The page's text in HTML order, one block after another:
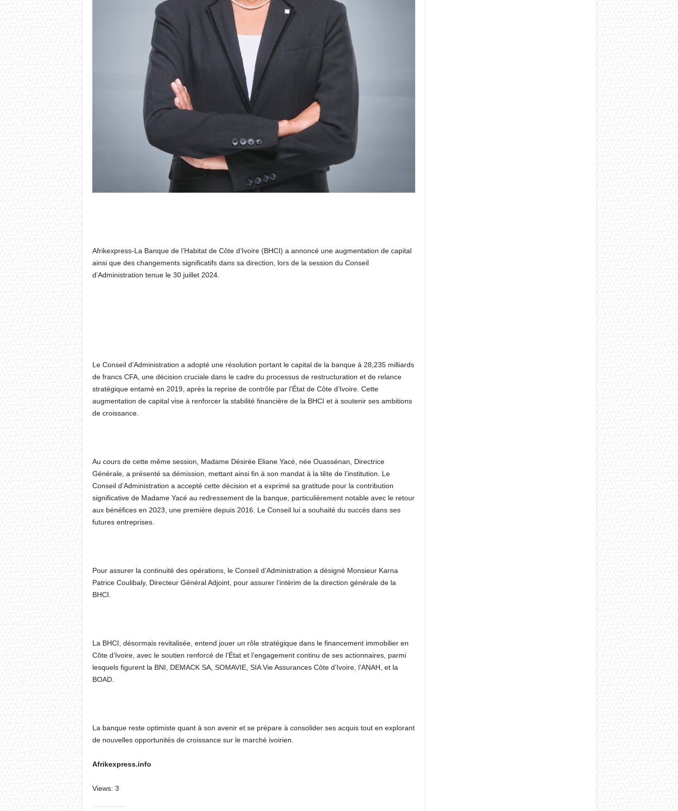
Afrikexpress-La Banque de l’Habitat de Côte d’Ivoire (BHCI) a annoncé une augmentation de capital
ainsi que des changements significatifs dans sa direction, lors de la session du Conseil
d’Administration tenue le 30 juillet 2024.
Le Conseil d’Administration a adopté une résolution portant le capital de la banque à 28,235 milliards
de francs CFA, une décision cruciale dans le cadre du processus de restructuration et de relance
stratégique entamé en 2019, après la reprise de contrôle par l’État de Côte d’Ivoire. Cette
augmentation de capital vise à renforcer la stabilité financière de la BHCI et à soutenir ses ambitions
de croissance.
Au cours de cette même session, Madame Désirée Eliane Yacé, née Ouassénan, Directrice
Générale, a présenté sa démission, mettant ainsi fin à son mandat à la tête de l’institution. Le
Conseil d’Administration a accepté cette décision et a exprimé sa gratitude pour la contribution
significative de Madame Yacé au redressement de la banque, particulièrement notable avec le retour
aux bénéfices en 2023, une première depuis 2016. Le Conseil lui a souhaité du succès dans ses
futures entreprises.
Pour assurer la continuité des opérations, le Conseil d’Administration a désigné Monsieur Karna
Patrice Coulibaly, Directeur Général Adjoint, pour assurer l’intérim de la direction générale de la
BHCI.
La BHCI, désormais revitalisée, entend jouer un rôle stratégique dans le financement immobilier en
Côte d’Ivoire, avec le soutien renforcé de l’État et l’engagement continu de ses actionnaires, parmi
lesquels figurent la BNI, DEMACK SA, SOMAVIE, SIA Vie Assurances Côte d’Ivoire, l’ANAH, et la
BOAD.
La banque reste optimiste quant à son avenir et se prépare à consolider ses acquis tout en explorant
de nouvelles opportunités de croissance sur le marché ivoirien.
Afrikexpress.info
Views: 3